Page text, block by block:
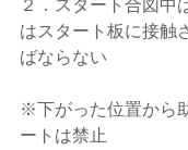
２．スタート合図中
はスタート板に接触
ばならない
※下がった位置から
ートは禁止